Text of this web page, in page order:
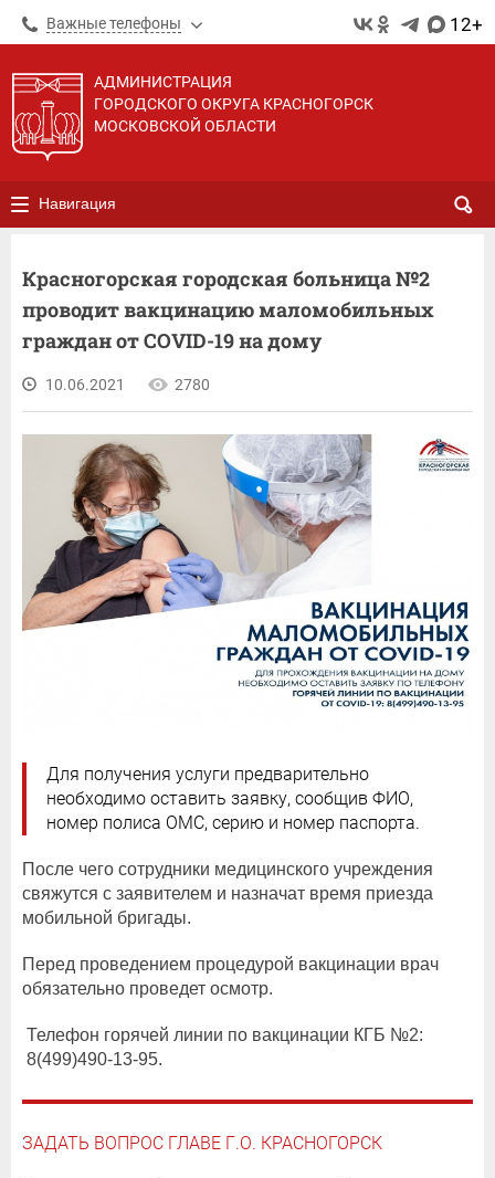
Важные телефоны 12+
АДМИНИСТРАЦИЯ
ГОРОДСКОГО ОКРУГА КРАСНОГОРСК
МОСКОВСКОЙ ОБЛАСТИ
Навигация
Красногорская городская больница №2
проводит вакцинацию маломобильных
граждан от COVID-19 на дому
10.06.2021 2780
Для получения услуги предварительно
необходимо оставить заявку, сообщив ФИО,
номер полиса ОМС, серию и номер паспорта.
После чего сотрудники медицинского учреждения
свяжутся с заявителем и назначат время приезда
мобильной бригады.
Перед проведением процедурой вакцинации врач
обязательно проведет осмотр.
Телефон горячей линии по вакцинации КГБ №2:
8(499)490-13-95.
ЗАДАТЬ ВОПРОС ГЛАВЕ Г.О. КРАСНОГОРСК